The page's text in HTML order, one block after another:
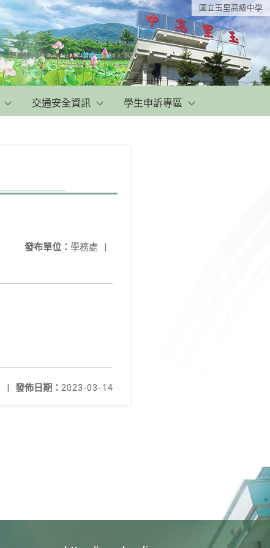
國立玉里高級中學
交通安全資訊 學生申訴專區
發布單位： 學務處 |
發佈日期： 2023-03-14
|